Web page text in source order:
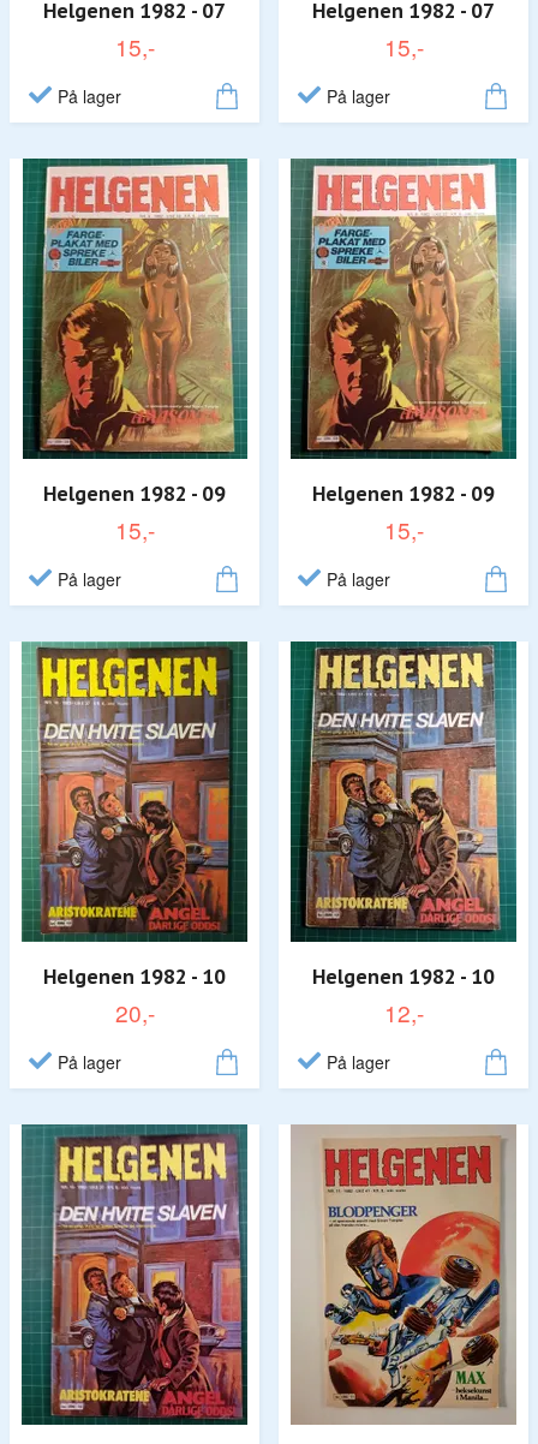
Helgenen 1982 - 07
15,-
På lager
Helgenen 1982 - 07
15,-
På lager
Helgenen 1982 - 09
15,-
På lager
Helgenen 1982 - 09
15,-
På lager
Helgenen 1982 - 10
20,-
På lager
Helgenen 1982 - 10
12,-
På lager